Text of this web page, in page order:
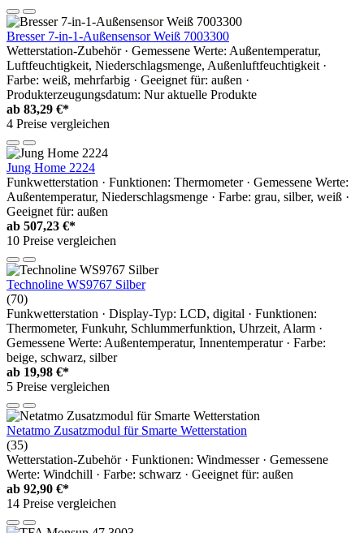
Bresser 7-in-1-Außensensor Weiß 7003300
Wetterstation-Zubehör · Gemessene Werte: Außentemperatur,
Luftfeuchtigkeit, Niederschlagsmenge, Außenluftfeuchtigkeit ·
Farbe: weiß, mehrfarbig · Geeignet für: außen ·
Produkterzeugungsdatum: Nur aktuelle Produkte
ab 83,29 €*
4 Preise vergleichen
Jung Home 2224
Funkwetterstation · Funktionen: Thermometer · Gemessene Werte:
Außentemperatur, Niederschlagsmenge · Farbe: grau, silber, weiß ·
Geeignet für: außen
ab 507,23 €*
10 Preise vergleichen
Technoline WS9767 Silber
(70)
Funkwetterstation · Display-Typ: LCD, digital · Funktionen:
Thermometer, Funkuhr, Schlummerfunktion, Uhrzeit, Alarm ·
Gemessene Werte: Außentemperatur, Innentemperatur · Farbe:
beige, schwarz, silber
ab 19,98 €*
5 Preise vergleichen
Netatmo Zusatzmodul für Smarte Wetterstation
(35)
Wetterstation-Zubehör · Funktionen: Windmesser · Gemessene
Werte: Windchill · Farbe: schwarz · Geeignet für: außen
ab 92,90 €*
14 Preise vergleichen